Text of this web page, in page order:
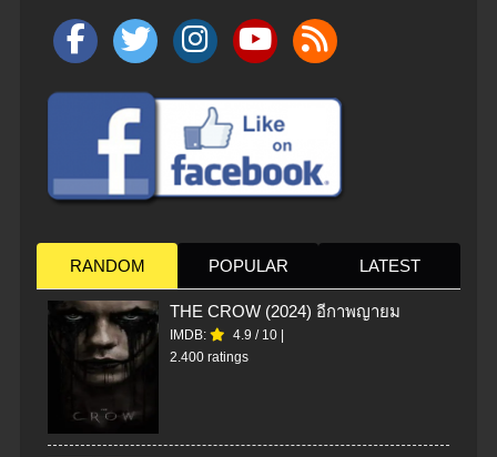
RANDOM POPULAR LATEST
THE CROW (2024) อีกาพญายม
IMDB: 4.9 / 10
2.400 ratings